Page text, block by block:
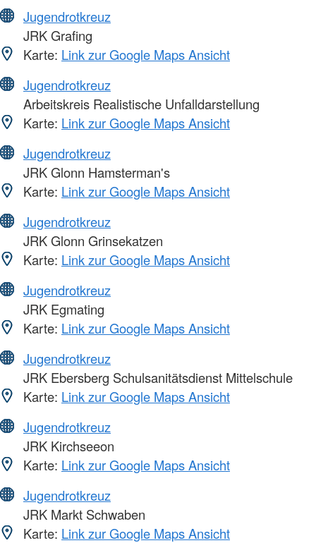
Jugendrotkreuz
JRK Grafing
Karte: Link zur Google Maps Ansicht
Jugendrotkreuz
Arbeitskreis Realistische Unfalldarstellung
Karte: Link zur Google Maps Ansicht
Jugendrotkreuz
JRK Glonn Hamsterman's
Karte: Link zur Google Maps Ansicht
Jugendrotkreuz
JRK Glonn Grinsekatzen
Karte: Link zur Google Maps Ansicht
Jugendrotkreuz
JRK Egmating
Karte: Link zur Google Maps Ansicht
Jugendrotkreuz
JRK Ebersberg Schulsanitätsdienst Mittelschule
Karte: Link zur Google Maps Ansicht
Jugendrotkreuz
JRK Kirchseeon
Karte: Link zur Google Maps Ansicht
Jugendrotkreuz
JRK Markt Schwaben
Karte: Link zur Google Maps Ansicht